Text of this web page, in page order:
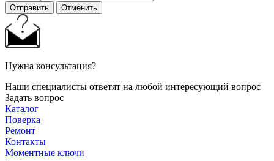
Отправить Отменить
Нужна консультация?
Наши специалисты ответят на любой интересующий вопрос
Задать вопрос
Каталог
Поверка
Ремонт
Контакты
Моментные ключи